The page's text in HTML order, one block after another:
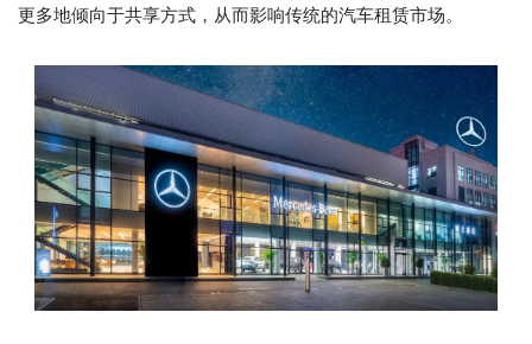
更多地倾向于共享方式，从而影响传统的汽车租赁市场。